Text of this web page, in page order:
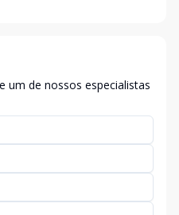
um de nossos especialistas